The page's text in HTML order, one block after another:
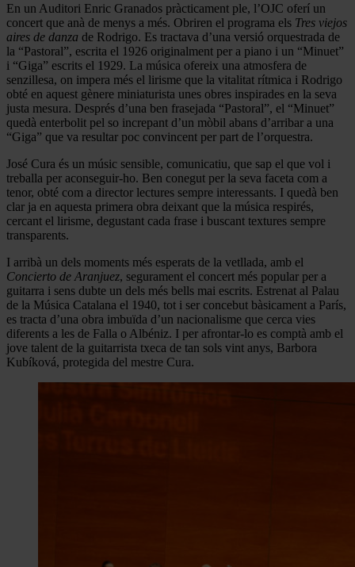
En un Auditori Enric Granados pràcticament ple, l’OJC oferí un
concert que anà de menys a més. Obriren el programa els Tres viejos
aires de danza de Rodrigo. Es tractava d’una versió orquestrada de
la “Pastoral”, escrita el 1926 originalment per a piano i un “Minuet”
i “Giga” escrits el 1929. La música ofereix una atmosfera de
senzillesa, on impera més el lirisme que la vitalitat rítmica i Rodrigo
obté en aquest gènere miniaturista unes obres inspirades en la seva
justa mesura. Després d’una ben frasejada “Pastoral”, el “Minuet”
quedà enterbolit pel so increpant d’un mòbil abans d’arribar a una
“Giga” que va resultar poc convincent per part de l’orquestra.
José Cura és un músic sensible, comunicatiu, que sap el que vol i
treballa per aconseguir-ho. Ben conegut per la seva faceta com a
tenor, obté com a director lectures sempre interessants. I quedà ben
clar ja en aquesta primera obra deixant que la música respirés,
cercant el lirisme, degustant cada frase i buscant textures sempre
transparents.
I arribà un dels moments més esperats de la vetllada, amb el
Concierto de Aranjuez, segurament el concert més popular per a
guitarra i sens dubte un dels més bells mai escrits. Estrenat al Palau
de la Música Catalana el 1940, tot i ser concebut bàsicament a París,
es tracta d’una obra imbuïda d’un nacionalisme que cerca vies
diferents a les de Falla o Albéniz. I per afrontar-lo es comptà amb el
jove talent de la guitarrista txeca de tan sols vint anys, Barbora
Kubíková, protegida del mestre Cura.